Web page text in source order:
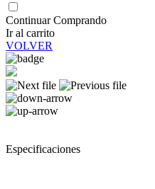
Continuar Comprando
Ir al carrito
VOLVER
Especificaciones